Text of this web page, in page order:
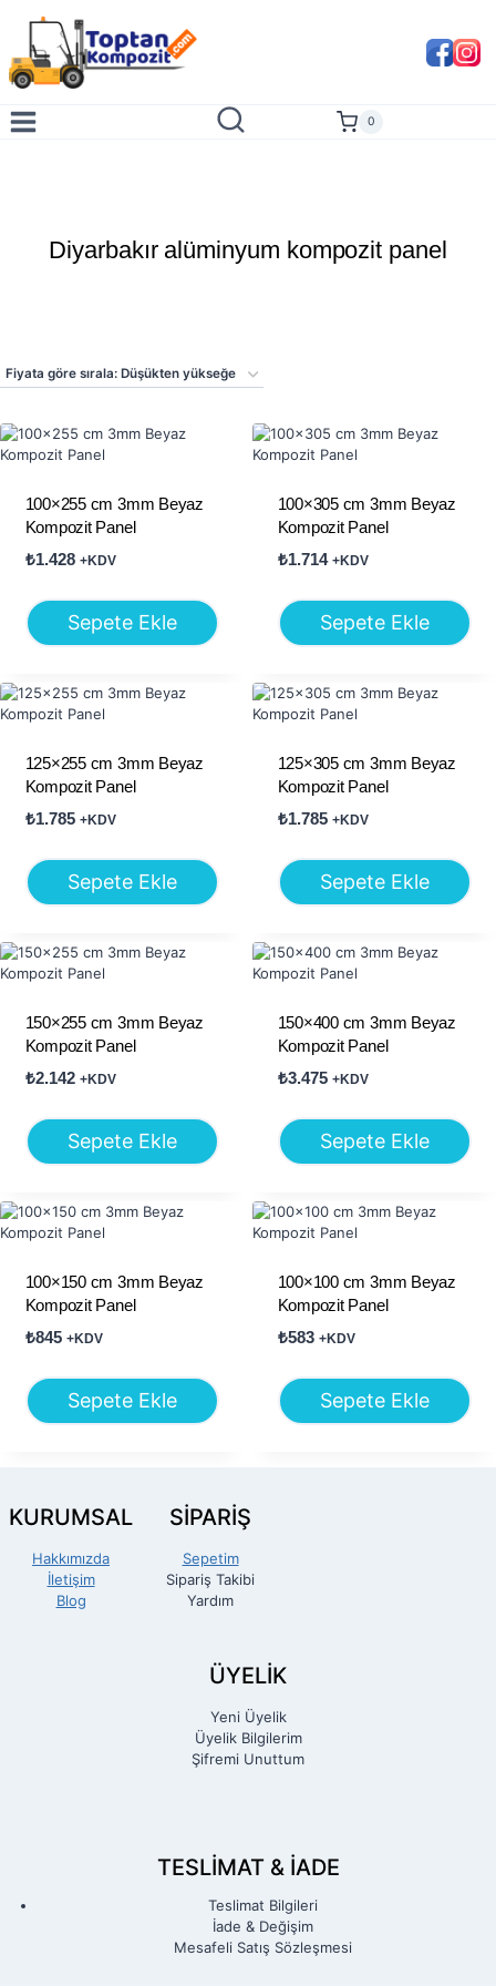
content
0
Diyarbakır alüminyum kompozit panel
100×255 cm 3mm Beyaz
Kompozit Panel
₺1.428 +KDV
Sepete Ekle
100×305 cm 3mm Beyaz
Kompozit Panel
₺1.714 +KDV
Sepete Ekle
125×255 cm 3mm Beyaz
Kompozit Panel
₺1.785 +KDV
Sepete Ekle
125×305 cm 3mm Beyaz
Kompozit Panel
₺1.785 +KDV
Sepete Ekle
150×255 cm 3mm Beyaz
Kompozit Panel
₺2.142 +KDV
Sepete Ekle
150×400 cm 3mm Beyaz
Kompozit Panel
₺3.475 +KDV
Sepete Ekle
100×150 cm 3mm Beyaz
Kompozit Panel
₺845 +KDV
Sepete Ekle
100×100 cm 3mm Beyaz
Kompozit Panel
₺583 +KDV
Sepete Ekle
KURUMSAL
Hakkımızda
İletişim
Blog
SİPARİŞ
Sepetim
Sipariş Takibi
Yardım
ÜYELİK
Yeni Üyelik
Üyelik Bilgilerim
Şifremi Unuttum
TESLIMAT & İADE
Teslimat Bilgileri
İade & Değişim
Mesafeli Satış Sözleşmesi